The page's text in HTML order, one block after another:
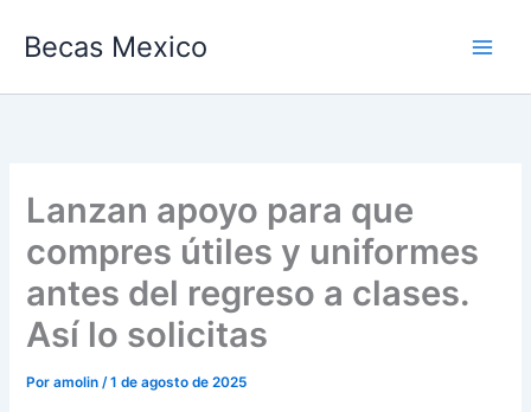
Becas Mexico
Lanzan apoyo para que
compres útiles y uniformes
antes del regreso a clases.
Así lo solicitas
Poramolin/1 de agosto de 2025